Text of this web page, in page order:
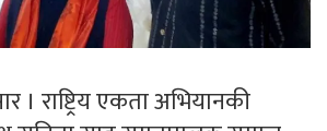
। राष्ट्रिय एकता अभियानकी